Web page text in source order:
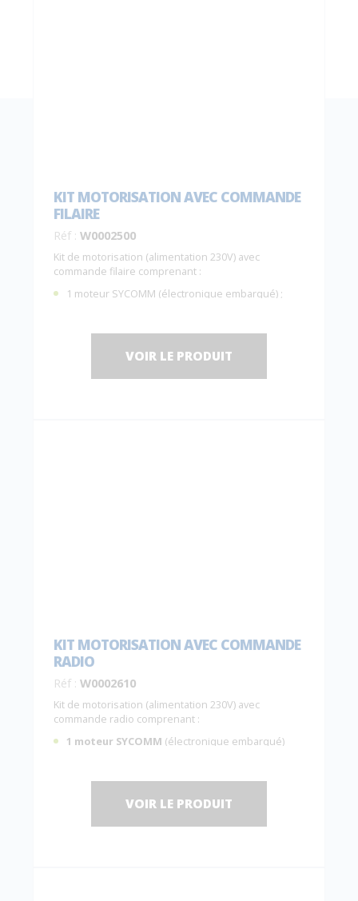
KIT MOTORISATION AVEC COMMANDE
FILAIRE
Réf : W0002500
Kit de motorisation (alimentation 230V) avec
commande filaire comprenant :
1 moteur SYCOMM (électronique embarqué) ;
VOIR LE PRODUIT
KIT MOTORISATION AVEC COMMANDE
RADIO
Réf : W0002610
Kit de motorisation (alimentation 230V) avec
commande radio comprenant :
1 moteur SYCOMM (électronique embarqué)
VOIR LE PRODUIT